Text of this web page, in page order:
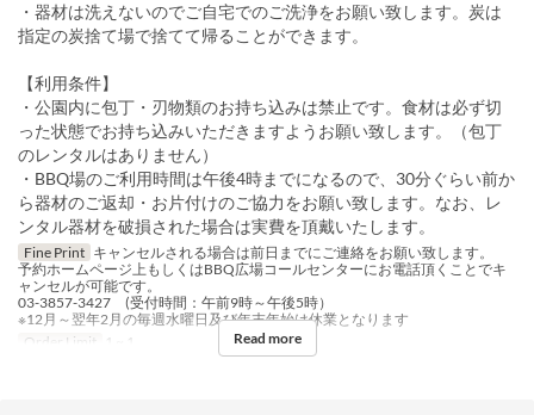
・器材は洗えないのでご自宅でのご洗浄をお願い致します。炭は
指定の炭捨て場で捨てて帰ることができます。
【利用条件】
・公園内に包丁・刃物類のお持ち込みは禁止です。食材は必ず切
った状態でお持ち込みいただきますようお願い致します。（包丁
のレンタルはありません）
・BBQ場のご利用時間は午後4時までになるので、30分ぐらい前か
ら器材のご返却・お片付けのご協力をお願い致します。なお、レ
ンタル器材を破損された場合は実費を頂戴いたします。
Fine Print キャンセルされる場合は前日までにご連絡をお願い致します。
予約ホームページ上もしくはBBQ広場コールセンターにお電話頂くことでキ
ャンセルが可能です。
03-3857-3427 (受付時間：午前9時～午後5時）
※12月～翌年2月の毎週水曜日及び年末年始は休業となります
Order Limit
1 ~ 1 Read more